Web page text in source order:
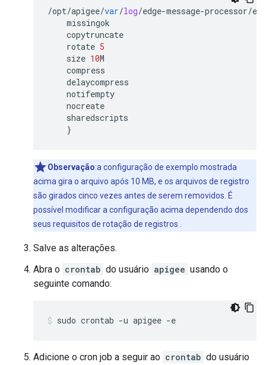
/opt/apigee/var/log/edge-message-processor/
missingok
copytruncate
rotate 5
size 10M
compress
delaycompress
notifempty
nocreate
sharedscripts
}
Observação:a configuração de exemplo mostrada
acima gira o arquivo após 10 MB, e os arquivos de registro
são girados cinco vezes antes de serem removidos. É
possível modificar a configuração acima dependendo dos
seus requisitos de rotação de registros .
Salve as alterações.
Abra o crontab do usuário apigee usando o
seguinte comando:
Adicione o cron job a seguir ao crontab do usuário